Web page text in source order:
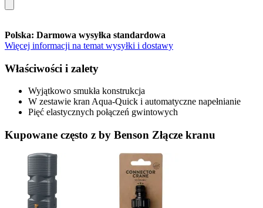
Polska: Darmowa wysyłka standardowa
Więcej informacji na temat wysyłki i dostawy
Właściwości i zalety
Wyjątkowo smukła konstrukcja
W zestawie kran Aqua-Quick i automatyczne napełnianie
Pięć elastycznych połączeń gwintowych
Kupowane często z by Benson Złącze kranu